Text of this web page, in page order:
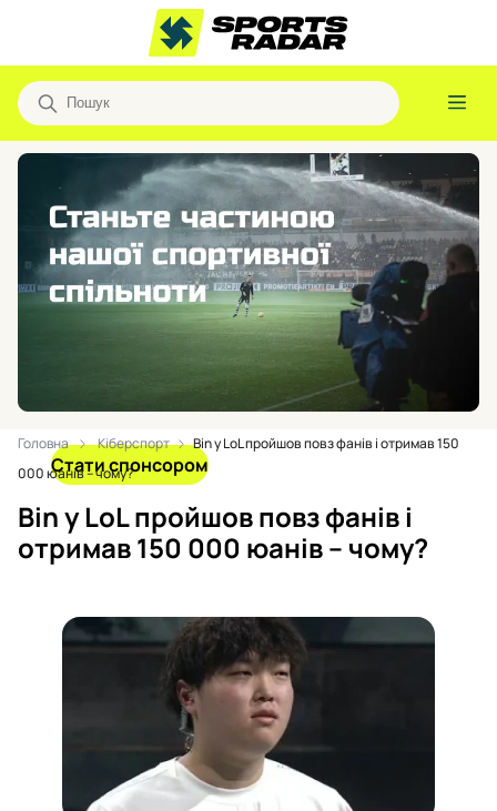
Стати спонсором
Головна Кіберспорт
Bin у LoL пройшов повз фанів і отримав 150
000 юанів – чому?
Bin у LoL пройшов повз фанів і
отримав 150 000 юанів – чому?